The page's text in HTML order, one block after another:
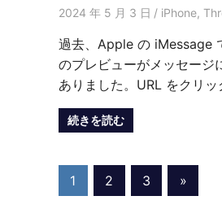
2024 年 5 月 3 日 愛麗絲
iPhone,
過去、Apple の iMessage
のプレビューがメッセージ
ありました。URL をクリッ
続きを読む
投
1 2 3
Next
Posts
»